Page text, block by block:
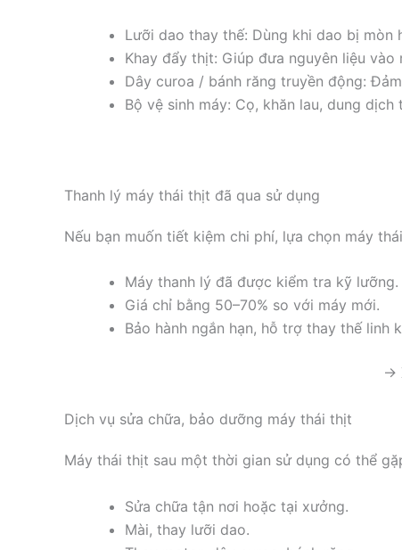
Lưỡi dao thay thế: Dùng khi dao bị mòn
Khay đẩy thịt: Giúp đưa nguyên liệu vào
Dây curoa / bánh răng truyền động:
Bộ vệ sinh máy: Cọ, khăn lau, dung dịch
Thanh lý máy thái thịt đã qua sử dụng
Nếu bạn muốn tiết kiệm chi phí, lựa chọn máy
Máy thanh lý đã được kiểm tra kỹ lưỡng.
Giá chỉ bằng 50–70% so với máy mới.
Bảo hành ngắn hạn, hỗ trợ thay thế linh
→
Dịch vụ sửa chữa, bảo dưỡng máy thái thịt
Máy thái thịt sau một thời gian sử dụng có thể
Sửa chữa tận nơi hoặc tại xưởng.
Mài, thay lưỡi dao.